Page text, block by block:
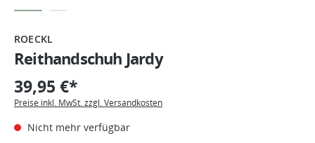
ROECKL
Reithandschuh Jardy
39,95 €*
Preise inkl. MwSt. zzgl. Versandkosten
Nicht mehr verfügbar